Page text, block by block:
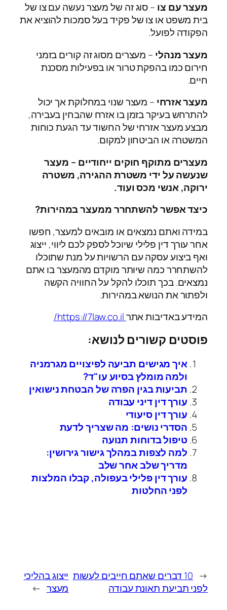
מעצר עם צו – סוג זה של מעצר נעשה עם צו של
בית משפט או צו של פקיד בעל סמכות להוציא את
הפקודה לפועל.
מעצר מנהלי – מעצרים מסוג זה קורים בזמני
חירום כמו בהפקת טרור או בפעילות מסכנת
חיים.
מעצר אזרחי – מעצר שנוי במחלוקת אך יכול
להתרחש בעיקר בזמן בו אזרח שהבחין בעבירה,
מבצע מעצר אזרחי של החשוד עד הגעת כוחות
המשטרה או הביטחון למקום.
מעצרים מתוקף חוקים ייחודיים – מעצר
שנעשה על ידי משטרת ההגירה, משטרה
ירוקה, אנשי מכס ועוד.
כיצד אפשר להשתחרר ממעצר במהירות?
במידה ואתם נמצאים או מובאים למעצר, חפשו
אחר עורך דין פלילי שיוכל לספק לכם ליווי, ייצוג
ואף ביצוע עסקה עם הרשויות על מנת שתוכלו
להשתחרר כמה שיותר מוקדם מהמעצר בו אתם
נמצאים. בכך תוכלו להקל על החוויה הקשה
ולפתור את הנושא במהירות.
המידע באדיבות אתר
פוסטים קשורים לנושא:
איך מגישים תביעה לפיצויים מגרמניה
ולמה מומלץ בסיוע עו"ד?
תביעות בגין הפרה של הבטחת נישואין
עורך דין דיני עבודה
עורך דין סיעודי
הסדרי נושים: מה שצריך לדעת
טיפול בדוחות תנועה
למה לצפות במהלך גישור גירושין:
מדריך שלב אחר שלב
עורך דין פלילי בעפולה, קבלו המלצות
לפני החלטות
←
10 דברים שאתם חייבים לעשות
לפני תביעת תאונת עבודה
ייצוג בהליכי
מעצר →